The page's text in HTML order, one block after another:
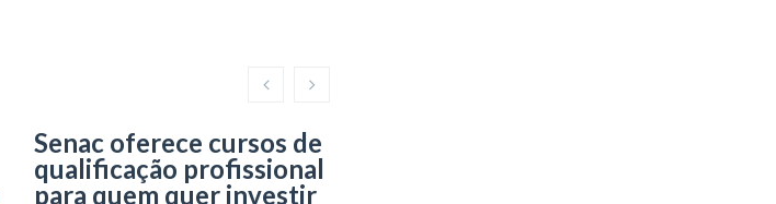
Senac oferece cursos de
qualificação profissional
para quem quer investir